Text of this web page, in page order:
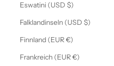
Eswatini (USD $)
Falklandinseln (USD $)
Finnland (EUR €)
Frankreich (EUR €)